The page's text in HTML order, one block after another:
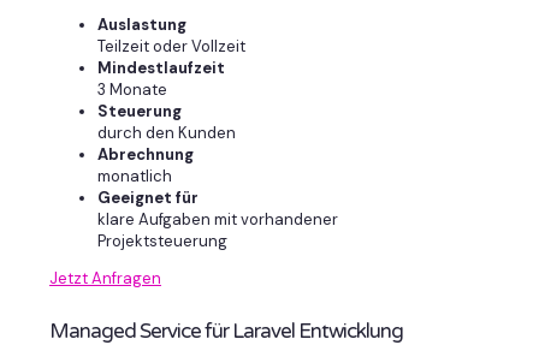
Auslastung
Teilzeit oder Vollzeit
Mindestlaufzeit
3 Monate
Steuerung
durch den Kunden
Abrechnung
monatlich
Geeignet für
klare Aufgaben mit vorhandener
Projektsteuerung
Jetzt Anfragen
Managed Service für Laravel Entwicklung